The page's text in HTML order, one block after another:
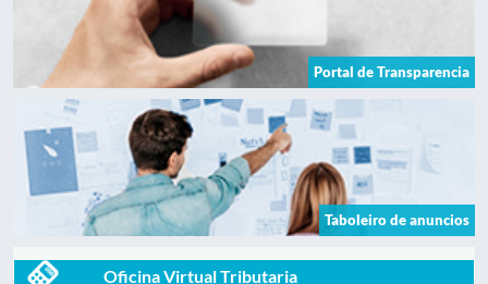
Portal de Transparencia
Taboleiro de anuncios
Oficina Virtual Tributaria